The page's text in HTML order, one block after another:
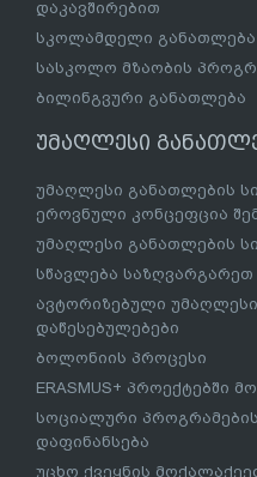
დაკავშირებით
სკოლამდელი განათლება
სასკოლო მზაობის
ბილინგვური განათლება
უმაღლესი
უმაღლესი განათლების
ეროვნული კონცეფცია
უმაღლესი განათლების
სწავლება საზღვარგარეთ
ავტორიზებული
დაწესებულებები
ბოლონიის პროცესი
ERASMUS+ პროექტებში
სოციალური
დაფინანსება
უცხო ქვეყნის